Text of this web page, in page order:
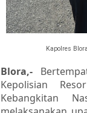
Kapolres
Blora,-
Kepolisian
Kebangkitan